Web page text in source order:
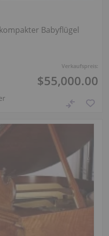
Verkaufspreis:
$55,000.00
Babyflügel